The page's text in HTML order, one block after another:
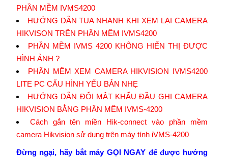
PHẦN MỀM IVMS4200
HƯỚNG DẪN TUA NHANH KHI XEM LẠI CAMERA
HIKVISON TRÊN PHẦN MỀM IVMS4200
PHẦN MỀM IVMS 4200 KHÔNG HIỂN THỊ ĐƯỢC
HÌNH ẢNH ?
PHẦN MỀM XEM CAMERA HIKVISION IVMS4200
LITE PC CẤU HÌNH YẾU BẢN NHẸ
HƯỚNG DẪN ĐỔI MẬT KHẨU ĐẦU GHI CAMERA
HIKVISION BẰNG PHẦN MỀM IVMS-4200
Cách gắn tên miền Hik-connect vào phần mềm
camera Hikvision sử dụng trên máy tính iVMS-4200
Đừng ngại, hãy bắt máy GỌI NGAY để được hướng